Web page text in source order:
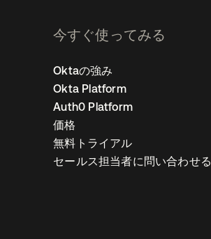
今すぐ使ってみる
Oktaの強み
Okta Platform
Auth0 Platform
価格
無料トライアル
セールス担当者に問い合わせる